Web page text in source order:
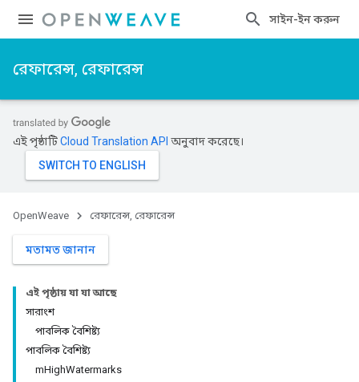
সাইন-ইন করুন
রেফারেন্স, রেফারেন্স
এই পৃষ্ঠাটিCloud Translation API অনুবাদ করেছে।
OpenWeave রেফারেন্স, রেফারেন্স
মতামত জানান
এই পৃষ্ঠায় যা যা আছে
সারাংশ
পাবলিক বৈশিষ্ট্য
পাবলিক বৈশিষ্ট্য
mHighWatermarks